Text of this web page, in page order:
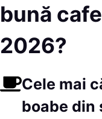
bună
2026?
Cele mai
boabe din